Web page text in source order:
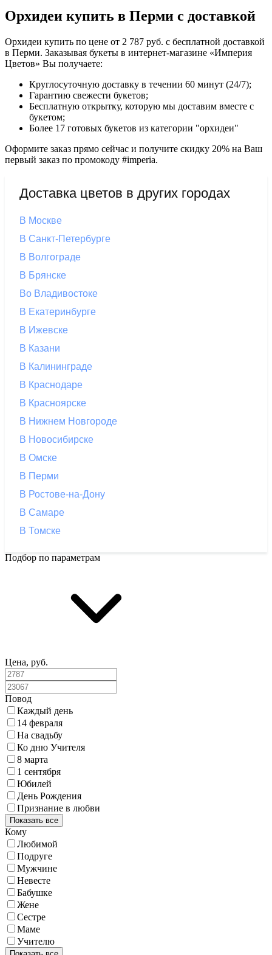
Орхидеи купить в Перми с доставкой
Орхидеи купить по цене от 2 787 руб. с бесплатной доставкой
в Перми. Заказывая букеты в интернет-магазине «Империя
Цветов» Вы получаете:
Круглосуточную доставку в течении 60 минут (24/7);
Гарантию свежести букетов;
Бесплатную открытку, которую мы доставим вместе с
букетом;
Более 17 готовых букетов из категории "орхидеи"
Оформите заказ прямо сейчас и получите скидку 20% на Ваш
первый заказ по промокоду #imperia.
Доставка цветов в других городах
В Москве
В Санкт-Петербурге
В Волгограде
В Брянске
Во Владивостоке
В Екатеринбурге
В Ижевске
В Казани
В Калининграде
В Краснодаре
В Красноярске
В Нижнем Новгороде
В Новосибирске
В Омске
В Перми
В Ростове-на-Дону
В Самаре
В Томске
Подбор по параметрам
Цена, руб.
Повод
Каждый день
14 февраля
На свадьбу
Ко дню Учителя
8 марта
1 сентября
Юбилей
День Рождения
Признание в любви
Показать все
Кому
Любимой
Подруге
Мужчине
Невесте
Бабушке
Жене
Сестре
Маме
Учителю